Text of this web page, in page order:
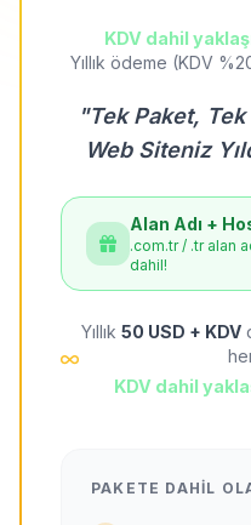
KDV dahil
Yıllık ödeme (KDV
"Tek Paket,
Web Siteniz
Alan Adı +
.com.tr / .tr alan
dahil!
Yıllık 50 USD + KDV
KDV dahil
PAKETE DAHIL